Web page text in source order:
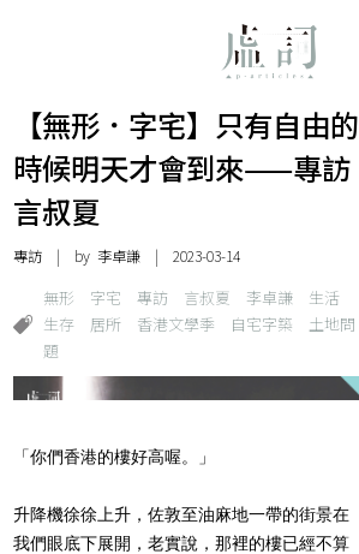
【無形．字宅】只有自由的
時候明天才會到來——專訪
言叔夏
專訪 | by 李卓謙 | 2023-03-14
無形 字宅 專訪 言叔夏 李卓謙
生活
生存
居所 香港文學季 自宅字築
土地問
題
「你們香港的樓好高喔。」
升降機徐徐上升，佐敦至油麻地一帶的街景在
我們眼底下展開，老實說，那裡的樓已經不算